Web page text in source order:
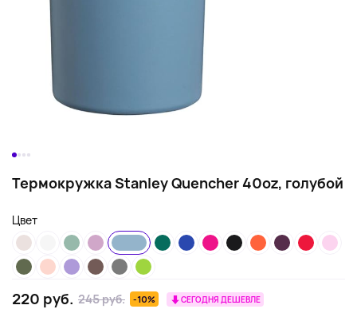
Термокружка Stanley Quencher 40oz, голубой
Цвет
220 руб. 245 руб. -10% СЕГОДНЯ ДЕШЕВЛЕ